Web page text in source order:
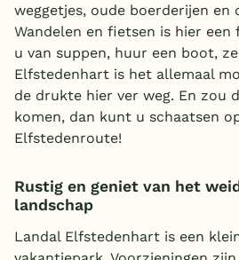
weggetjes, oude boerderijen en
Wandelen en fietsen is hier een
u van suppen, huur een boot,
Elfstedenhart is het allemaal
de drukte hier ver weg. En zou
komen, dan kunt u schaatsen
Elfstedenroute!
Rustig en geniet van het
landschap
Landal Elfstedenhart is een